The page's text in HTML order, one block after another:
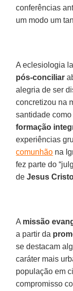
conferências
um modo um
A eclesiologia
pós-conciliar
alegria de ser
concretizou na
santidade
formação
experiências
comunhão na
fez parte do
deJesus
A missão
a partir da
se destacam
caráter mais
população em
compromisso